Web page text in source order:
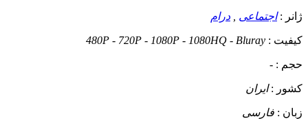
ژانر :اجتماعی درام
کیفیت : 480P - 720P - 1080P - 1080HQ - Bluray
حجم : -
کشور :ایران
زبان : فارسی